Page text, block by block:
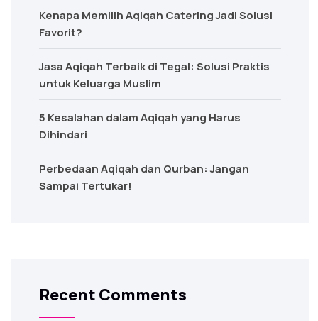
Kenapa Memilih Aqiqah Catering Jadi Solusi
Favorit?
Jasa Aqiqah Terbaik di Tegal: Solusi Praktis
untuk Keluarga Muslim
5 Kesalahan dalam Aqiqah yang Harus
Dihindari
Perbedaan Aqiqah dan Qurban: Jangan
Sampai Tertukar!
Recent Comments